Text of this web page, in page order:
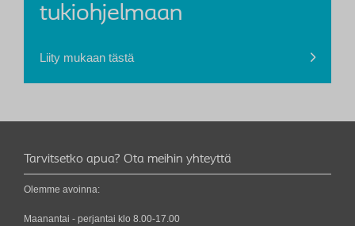
tukiohjelmaan
Liity mukaan tästä
Tarvitsetko apua? Ota meihin yhteyttä
Olemme avoinna:
Maanantai - perjantai klo 8.00-17.00